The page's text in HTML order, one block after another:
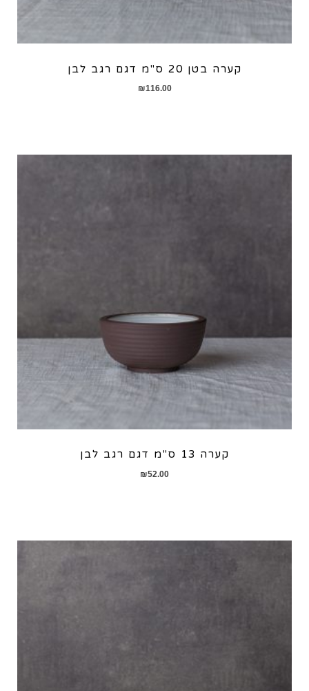
קערה בטן 20 ס"מ דגם רגב לבן
₪116.00
קערה 13 ס"מ דגם רגב לבן
₪52.00